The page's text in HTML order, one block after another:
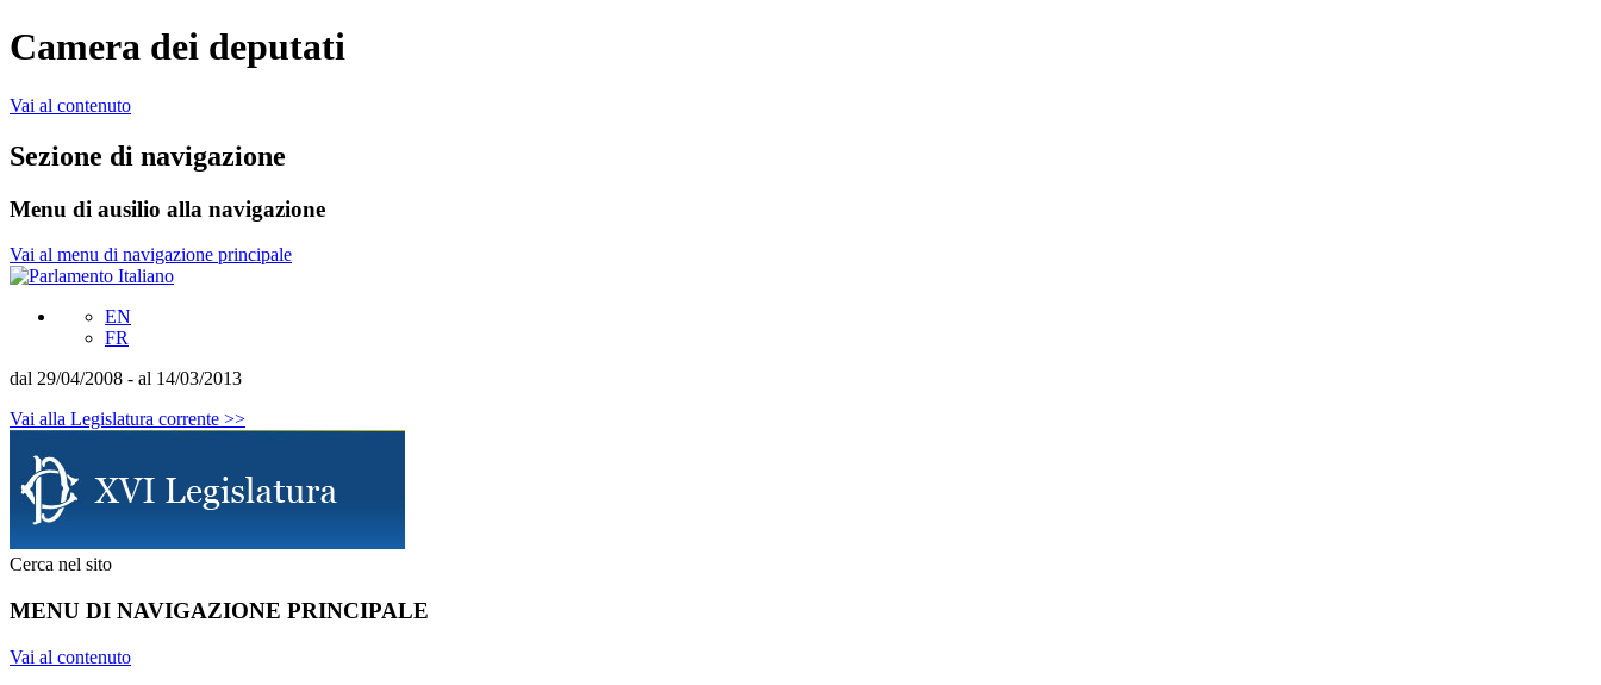
Camera dei deputati
Vai al contenuto
Sezione di navigazione
Menu di ausilio alla navigazione
Vai al menu di navigazione principale
EN
FR
dal 29/04/2008 - al 14/03/2013
Vai alla Legislatura corrente >>
Cerca nel sito
MENU DI NAVIGAZIONE PRINCIPALE
Vai al contenuto